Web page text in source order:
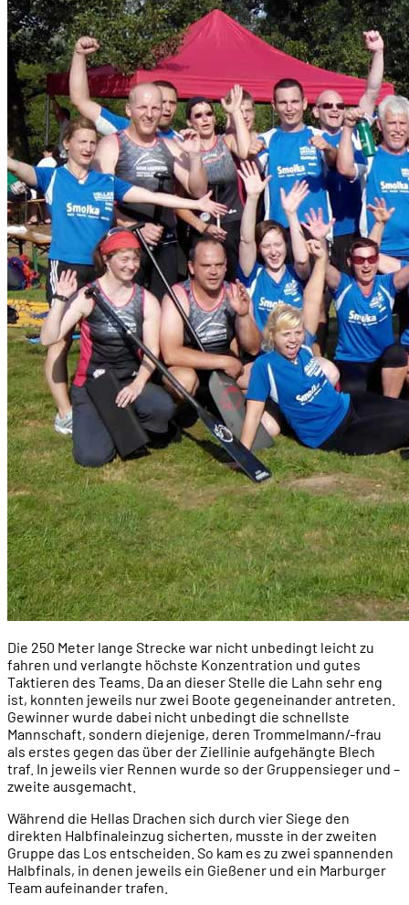
Die 250 Meter lange Strecke war nicht unbedingt leicht zu
fahren und verlangte höchste Konzentration und gutes
Taktieren des Teams. Da an dieser Stelle die Lahn sehr eng
ist, konnten jeweils nur zwei Boote gegeneinander antreten.
Gewinner wurde dabei nicht unbedingt die schnellste
Mannschaft, sondern diejenige, deren Trommelmann/-frau
als erstes gegen das über der Ziellinie aufgehängte Blech
traf. In jeweils vier Rennen wurde so der Gruppensieger und –
zweite ausgemacht.
Während die Hellas Drachen sich durch vier Siege den
direkten Halbfinaleinzug sicherten, musste in der zweiten
Gruppe das Los entscheiden. So kam es zu zwei spannenden
Halbfinals, in denen jeweils ein Gießener und ein Marburger
Team aufeinander trafen.